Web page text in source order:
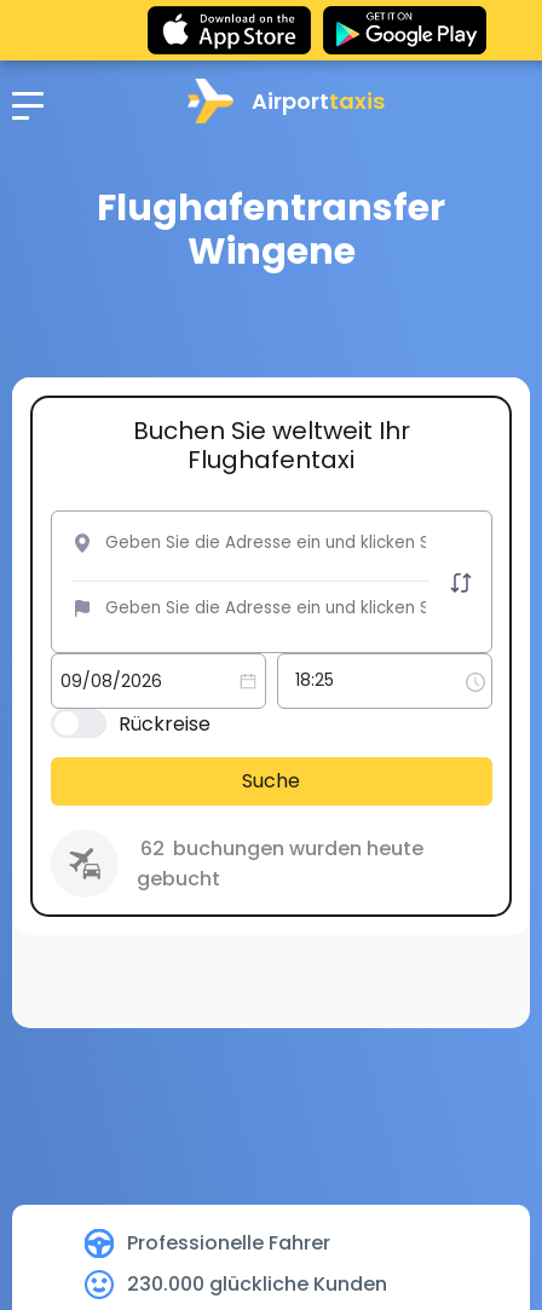
Airporttaxis
Flughafentransfer
Wingene
Professionelle Fahrer
230.000 glückliche Kunden
Buchen Sie weltweit Ihr
Flughafentaxi
Rückreise
Suche
62 buchungen wurden heute
gebucht